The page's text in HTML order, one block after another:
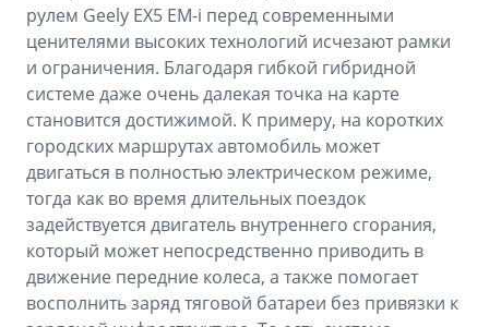
рулем Geely EX5 EM-i перед современными
ценителями высоких технологий исчезают рамки
и ограничения. Благодаря гибкой гибридной
системе даже очень далекая точка на карте
становится достижимой. К примеру, на коротких
городских маршрутах автомобиль может
двигаться в полностью электрическом режиме,
тогда как во время длительных поездок
задействуется двигатель внутреннего сгорания,
который может непосредственно приводить в
движение передние колеса, а также помогает
восполнить заряд тяговой батареи без привязки к